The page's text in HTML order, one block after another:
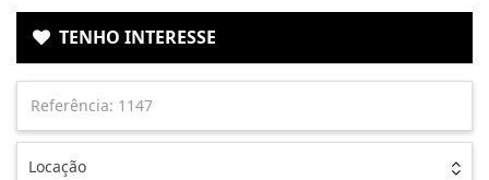
TENHO INTERESSE
Locação